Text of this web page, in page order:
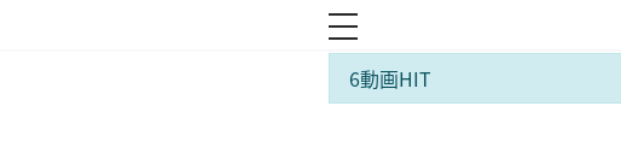
toggle navigation
6動画HIT